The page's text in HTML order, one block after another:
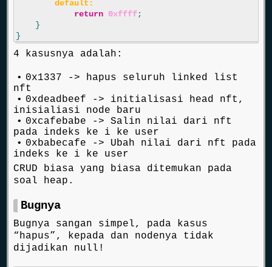
default:
return 0xffff;
}
}
4 kasusnya adalah:
0x1337 -> hapus seluruh linked list
nft
0xdeadbeef -> initialisasi head nft,
inisialiasi node baru
0xcafebabe -> Salin nilai dari nft
pada indeks ke i ke user
0xbabecafe -> Ubah nilai dari nft pada
indeks ke i ke user
CRUD biasa yang biasa ditemukan pada
soal heap.
Bugnya
Bugnya sangan simpel, pada kasus
“hapus”, kepada dan nodenya tidak
dijadikan null!